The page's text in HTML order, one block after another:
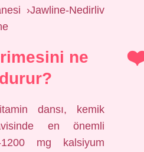
›Jawline-Nedirliv
ne
dansı, kemik
en önemli
1200 mg kalsiyum